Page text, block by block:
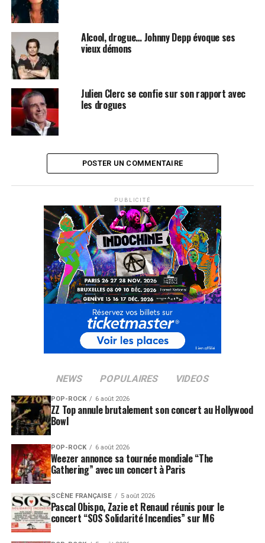
Alcool, drogue… Johnny Depp évoque ses
vieux démons
Julien Clerc se confie sur son rapport avec
les drogues
POSTER UN COMMENTAIRE
PUBLICITÉ
NEWS POPULAIRES VIDEOS
POP-ROCK 6 août 2026
ZZ Top annule brutalement son concert au Hollywood
Bowl
POP-ROCK 6 août 2026
Weezer annonce sa tournée mondiale “The
Gathering” avec un concert à Paris
SCÈNE FRANÇAISE 5 août 2026
Pascal Obispo, Zazie et Renaud réunis pour le
concert “SOS Solidarité Incendies” sur M6